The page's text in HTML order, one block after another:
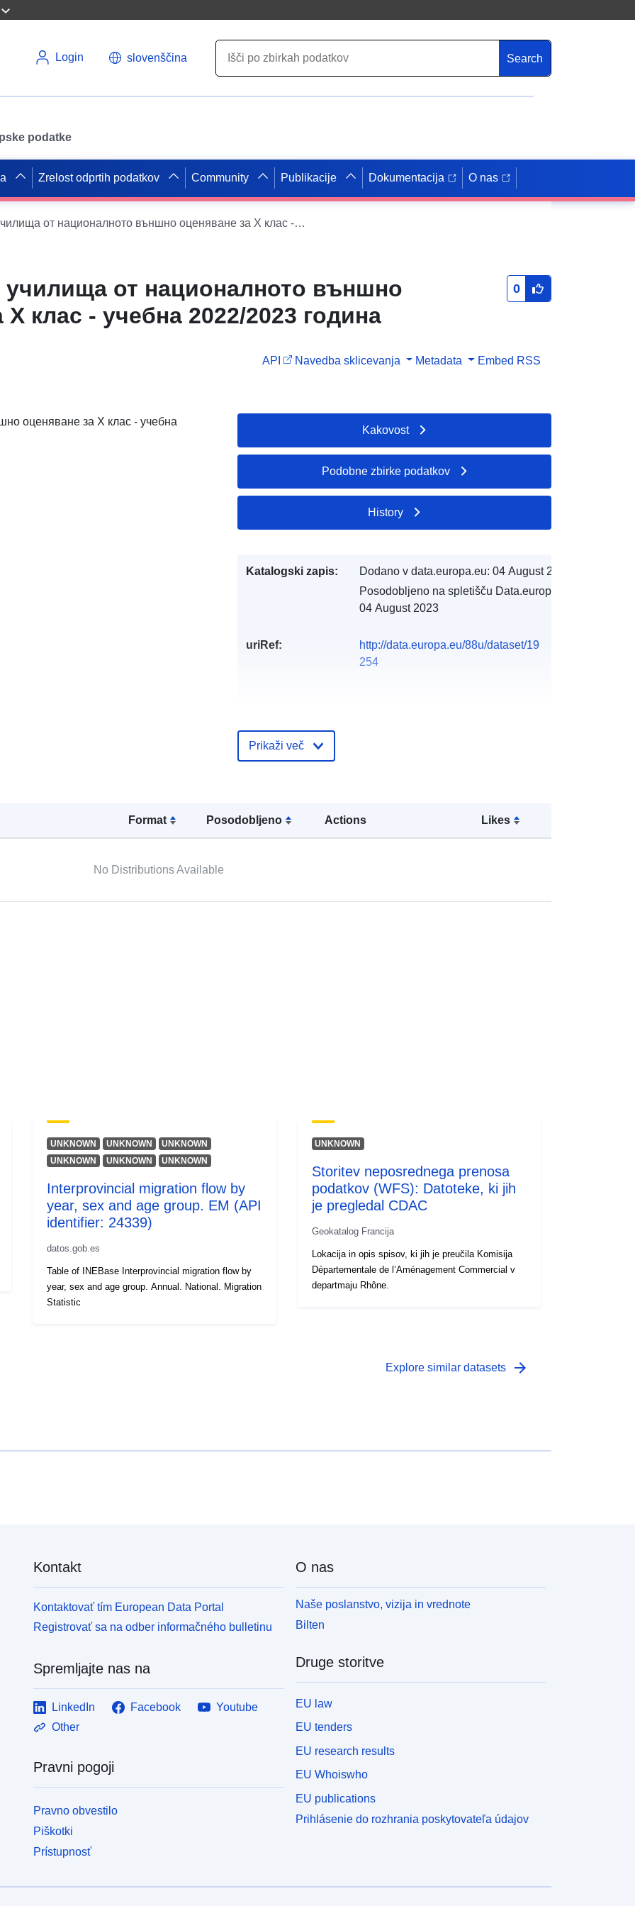
Login slovenščina Search
podatke
Zrelost odprtih podatkov Community Publikacije Dokumentacija O nas
Резултати по училища от националното външно оценяване за X клас - учебна 2022/2023 година
училища от националното външно
клас - учебна 2022/2023 година
0
API Navedba sklicevanja Metadata Embed RSS
оценяване за X клас - учебна
Format Posodobljeno Actions Likes
No Distributions Available
Kakovost
Podobne zbirke podatkov
History
Katalogski zapis: Dodano v data.europa.eu: 04 August 2023
Posodobljeno na spletišču Data.europa.eu:
04 August 2023
uriRef:
http://data.europa.eu/88u/dataset/19
254
Prikaži več
UNKNOWN UNKNOWN
UNKNOWN
UNKNOWN
UNKNOWN UNKNOWN
Interprovincial migration flow by
year, sex and age group. EM (API
identifier: 24339)
datos.gob.es
Table of INEBase Interprovincial migration flow by
year, sex and age group. Annual. National. Migration
Statistic
UNKNOWN
Storitev neposrednega prenosa
podatkov (WFS): Datoteke, ki jih
je pregledal CDAC
Geokatalog Francija
Lokacija in opis spisov, ki jih je preučila Komisija
Départementale de l’Aménagement Commercial v
departmaju Rhône.
Explore similar datasets arrow_forward
Kontakt
Kontaktovať tím European Data Portal
Registrovať sa na odber informačného bulletinu
Spremljajte nas na
LinkedIn Facebook
Youtube
Other
Pravni pogoji
Pravno obvestilo
Piškotki
Prístupnosť
O nas
Naše poslanstvo, vizija in vrednote
Bilten
Druge storitve
EU law
EU tenders
EU research results
EU Whoiswho
EU publications
Prihlásenie do rozhrania poskytovateľa údajov